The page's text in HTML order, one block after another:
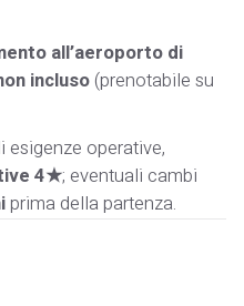
all’aeroporto di
incluso (prenotabile su
esigenze operative,
4★; eventuali cambi
prima della partenza.